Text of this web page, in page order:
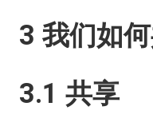
3 我们如
3.1 共享